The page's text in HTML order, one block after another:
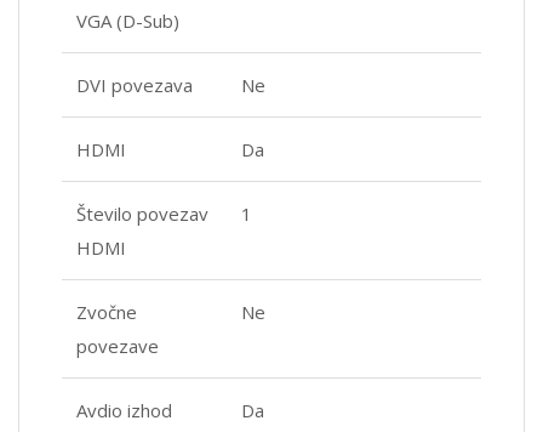
VGA (D-Sub)
DVI povezava Ne
HDMI Da
Število povezav
HDMI
1
Zvočne
povezave
Ne
Avdio izhod Da